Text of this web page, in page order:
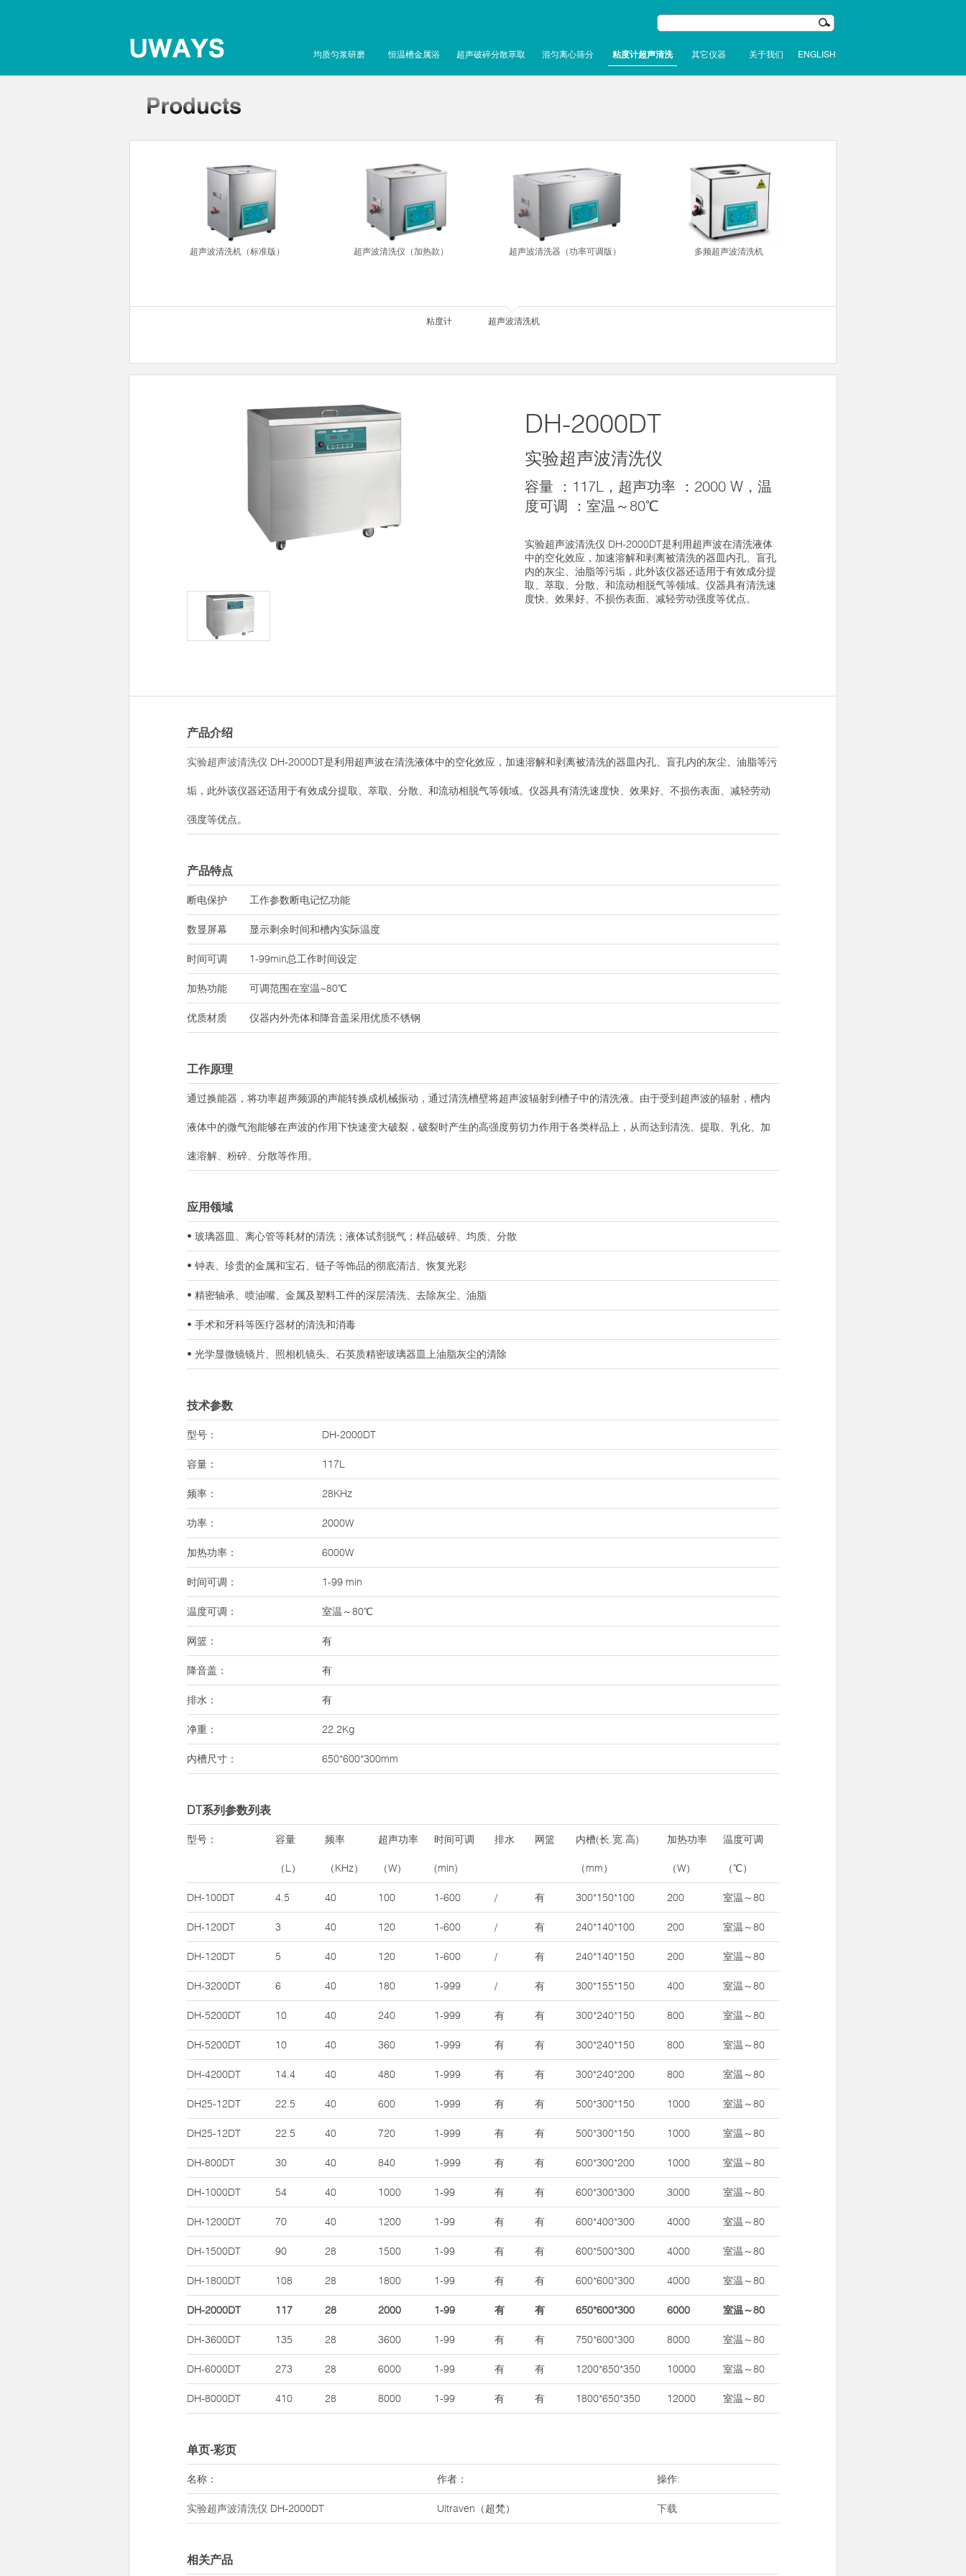
均质匀浆研磨 恒温槽金属浴 超声破碎分散萃取 混匀离心筛分 粘度计超声清洗 其它仪器 关于我们 ENGLISH
超声波清洗机（标准版） 超声波清洗仪（加热款） 超声波清洗器（功率可调版） 多频超声波清洗机
粘度计 超声波清洗机
DH-2000DT
实验超声波清洗仪
容量 ：117L，超声功率 ：2000 W，温
度可调 ：室温～80℃
实验超声波清洗仪 DH-2000DT是利用超声波在清洗液体
中的空化效应，加速溶解和剥离被清洗的器皿内孔、盲孔
内的灰尘、油脂等污垢，此外该仪器还适用于有效成分提
取、萃取、分散、和流动相脱气等领域。仪器具有清洗速
度快、效果好、不损伤表面、减轻劳动强度等优点。
产品介绍
实验超声波清洗仪 DH-2000DT是利用超声波在清洗液体中的空化效应，加速溶解和剥离被清洗的器皿内孔、盲孔内的灰尘、油脂等污
垢，此外该仪器还适用于有效成分提取、萃取、分散、和流动相脱气等领域。仪器具有清洗速度快、效果好、不损伤表面、减轻劳动
强度等优点。
产品特点
断电保护 工作参数断电记忆功能
数显屏幕 显示剩余时间和槽内实际温度
时间可调 1-99min总工作时间设定
加热功能 可调范围在室温~80℃
优质材质 仪器内外壳体和降音盖采用优质不锈钢
工作原理
通过换能器，将功率超声频源的声能转换成机械振动，通过清洗槽壁将超声波辐射到槽子中的清洗液。由于受到超声波的辐射，槽内
液体中的微气泡能够在声波的作用下快速变大破裂，破裂时产生的高强度剪切力作用于各类样品上，从而达到清洗、提取、乳化、加
速溶解、粉碎、分散等作用。
应用领域
• 玻璃器皿、离心管等耗材的清洗；液体试剂脱气；样品破碎、均质、分散
• 钟表、珍贵的金属和宝石、链子等饰品的彻底清洁、恢复光彩
• 精密轴承、喷油嘴、金属及塑料工件的深层清洗、去除灰尘、油脂
• 手术和牙科等医疗器材的清洗和消毒
• 光学显微镜镜片、照相机镜头、石英质精密玻璃器皿上油脂灰尘的清除
技术参数
型号： DH-2000DT
容量： 117L
频率： 28KHz
功率： 2000W
加热功率： 6000W
时间可调： 1-99 min
温度可调： 室温～80℃
网篮： 有
降音盖： 有
排水： 有
净重： 22.2Kg
内槽尺寸： 650*600*300mm
DT系列参数列表
型号： 容量
（L）
频率
（KHz）
超声功率
（W）
时间可调
(min)
排水 网篮 内槽(长.宽.高)
（mm）
加热功率
（W）
温度可调
（℃）
DH-100DT 4.5 40 100 1-600 / 有 300*150*100 200 室温～80
DH-120DT 3 40 120 1-600 / 有 240*140*100 200 室温～80
DH-120DT 5 40 120 1-600 / 有 240*140*150 200 室温～80
DH-3200DT 6 40 180 1-999 / 有 300*155*150 400 室温～80
DH-5200DT 10 40 240 1-999 有 有 300*240*150 800 室温～80
DH-5200DT 10 40 360 1-999 有 有 300*240*150 800 室温～80
DH-4200DT 14.4 40 480 1-999 有 有 300*240*200 800 室温～80
DH25-12DT 22.5 40 600 1-999 有 有 500*300*150 1000 室温～80
DH25-12DT 22.5 40 720 1-999 有 有 500*300*150 1000 室温～80
DH-800DT 30 40 840 1-999 有 有 600*300*200 1000 室温～80
DH-1000DT 54 40 1000 1-99 有 有 600*300*300 3000 室温～80
DH-1200DT 70 40 1200 1-99 有 有 600*400*300 4000 室温～80
DH-1500DT 90 28 1500 1-99 有 有 600*500*300 4000 室温～80
DH-1800DT 108 28 1800 1-99 有 有 600*600*300 4000 室温～80
DH-2000DT 117 28 2000 1-99 有 有 650*600*300 6000 室温～80
DH-3600DT 135 28 3600 1-99 有 有 750*600*300 8000 室温～80
DH-6000DT 273 28 6000 1-99 有 有 1200*650*350 10000 室温～80
DH-8000DT 410 28 8000 1-99 有 有 1800*650*350 12000 室温～80
单页-彩页
名称： 作者： 操作:
实验超声波清洗仪 DH-2000DT Ultraven（超梵） 下载
相关产品